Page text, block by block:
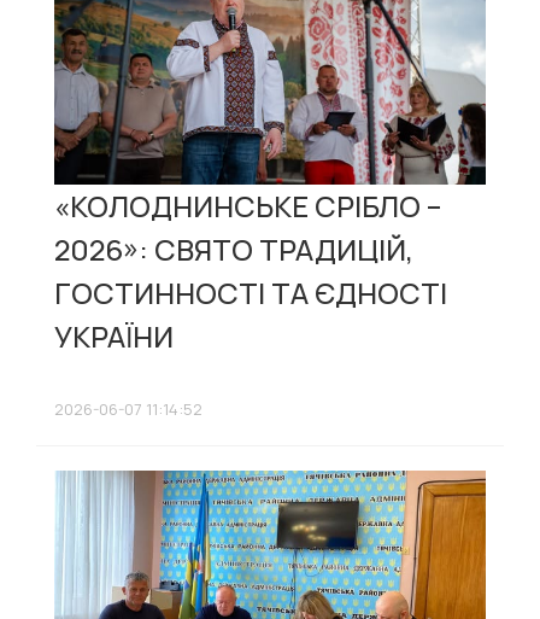
«КОЛОДНИНСЬКЕ СРІБЛО –
2026»: СВЯТО ТРАДИЦІЙ,
ГОСТИННОСТІ ТА ЄДНОСТІ
УКРАЇНИ
2026-06-07 11:14:52